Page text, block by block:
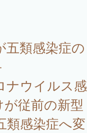
五類感染症の
ナウイルス感
従前の新型
類感染症へ変